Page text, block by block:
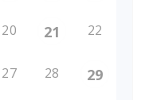
20 21 22
27 28 29